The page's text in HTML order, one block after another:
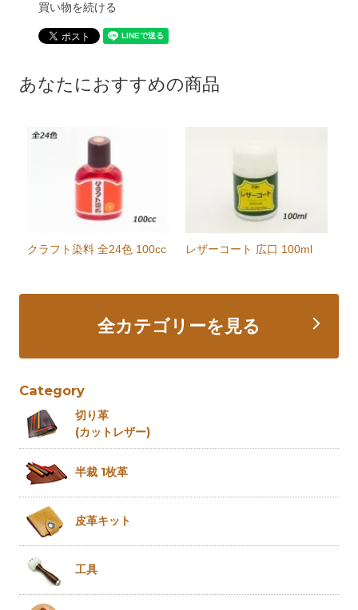
買い物を続ける
あなたにおすすめの商品
クラフト染料 全24色 100cc レザーコート 広口 100ml
全カテゴリーを見る
Category
切り革
(カットレザー)
半裁 1枚革
皮革キット
工具